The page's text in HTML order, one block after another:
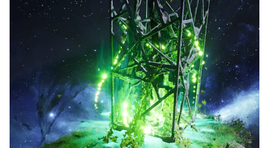
Giấy phép hoạt động báo in và báo điện tử số 483/GP-BTTTT
cấp ngày 29/12/2023
Tổng Biên tập: Vũ Thanh Thủy
Phó Tổng Biên tập: Nguyễn Thị Mỹ Hạnh, Phạm Quốc Thắng,
Nguyễn Trọng Ninh
Tổng đài VTV:024.38 355 931 - 024.38 355 932
Ðiện thoại Thời báo VTV:024.66 897 897
Email:
toasoan@vtv.vn
Liên hệ quảng cáo:024-7300.7108